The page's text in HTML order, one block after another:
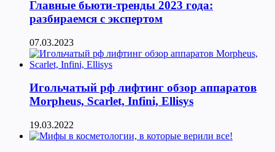
Главные бьюти-тренды 2023 года:
разбираемся с экспертом
07.03.2023
Игольчатый рф лифтинг обзор аппаратов
Morpheus, Scarlet, Infini, Ellisys
19.03.2022